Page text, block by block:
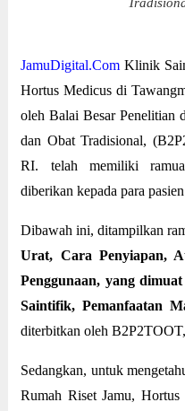
JamuDigital.ComKlinik
Hortus Medicus di
oleh Balai Besar Penelitian
dan Obat Tradisional,
RI. telah memiliki
diberikan kepada para
Dibawah ini, ditampilkan
Urat, Cara Penyiapan,
Penggunaan, yang
Saintifik, Pemanfaatan
diterbitkan oleh
Sedangkan, untuk
Rumah Riset Jamu,